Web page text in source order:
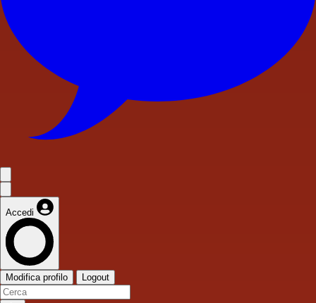
Accedi
Modifica profilo Logout